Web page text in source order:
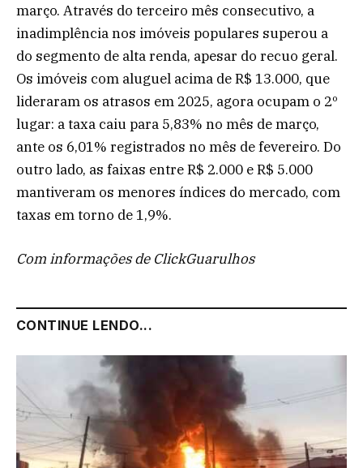
março. Através do terceiro mês consecutivo, a
inadimplência nos imóveis populares superou a
do segmento de alta renda, apesar do recuo geral.
Os imóveis com aluguel acima de R$ 13.000, que
lideraram os atrasos em 2025, agora ocupam o 2º
lugar: a taxa caiu para 5,83% no mês de março,
ante os 6,01% registrados no mês de fevereiro. Do
outro lado, as faixas entre R$ 2.000 e R$ 5.000
mantiveram os menores índices do mercado, com
taxas em torno de 1,9%.
Com informações de ClickGuarulhos
CONTINUE LENDO...